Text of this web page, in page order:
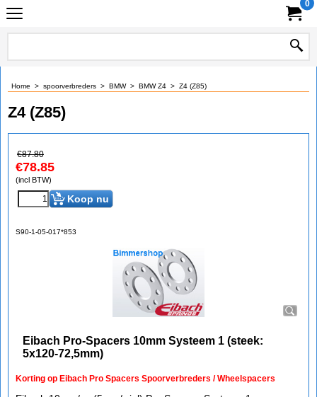
0
Home > spoorverbreders > BMW> BMW Z4 > Z4 (Z85)
Z4 (Z85)
€87.80
€78.85
(incl BTW)
Koop nu
S90-1-05-017*853
Eibach Pro-Spacers 10mm Systeem 1 (steek:
5x120-72,5mm)
Korting op Eibach Pro Spacers Spoorverbreders / Wheelspacers